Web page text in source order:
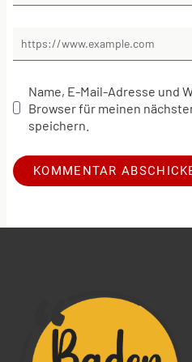
Name, E-Mail-Adresse und
Browser für meinen
speichern.